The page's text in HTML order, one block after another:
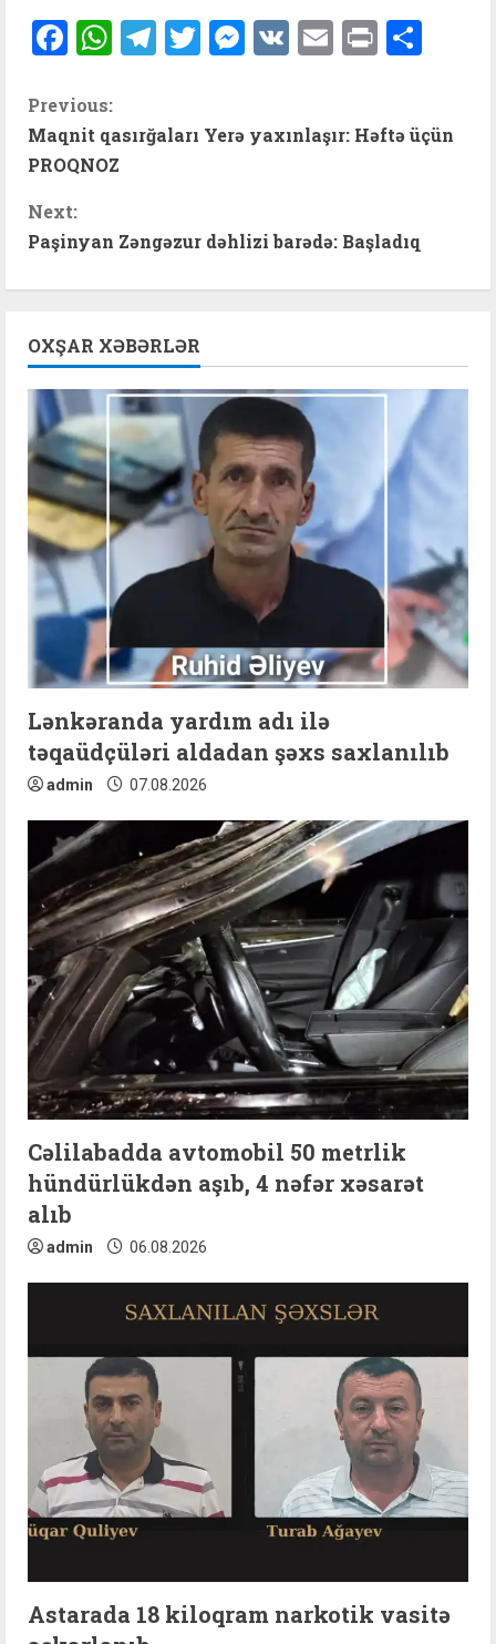
Facebook
WhatsApp
Telegram
Twitter
Messenger
VK Email
Print
C
o
n
t
i
n
u
e
R
e
a
d
i
n
g
Previous:
Maqnit qasırğaları Yerə yaxınlaşır: Həftə üçün
PROQNOZ
Next:
Paşinyan Zəngəzur dəhlizi barədə: Başladıq
OXŞAR XƏBƏRLƏR
Lənkəranda yardım adı ilə
təqaüdçüləri aldadan şəxs saxlanılıb
admin 07.08.2026
Cəlilabadda avtomobil 50 metrlik
hündürlükdən aşıb, 4 nəfər xəsarət
alıb
admin 06.08.2026
Astarada 18 kiloqram narkotik vasitə